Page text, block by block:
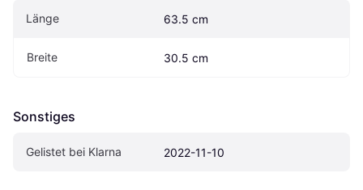
Länge 63.5 cm
Breite 30.5 cm
Sonstiges
Gelistet bei Klarna 2022-11-10